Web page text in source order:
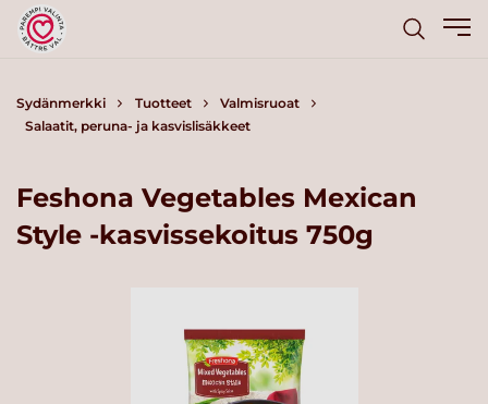
Sydänmerkki Tuotteet
Valmisruoat
Salaatit, peruna- ja kasvislisäkkeet
Feshona Vegetables Mexican
Style -kasvissekoitus 750g